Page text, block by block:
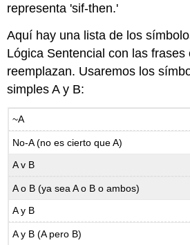
representa 'sif-then.'
Aquí hay una lista de los
Lógica Sentencial con las frases
reemplazan. Usaremos los
simples A y B:
~A
No-A (no es cierto que A)
A v B
A o B (ya sea A o B o ambos)
A y B
A y B (A pero B)